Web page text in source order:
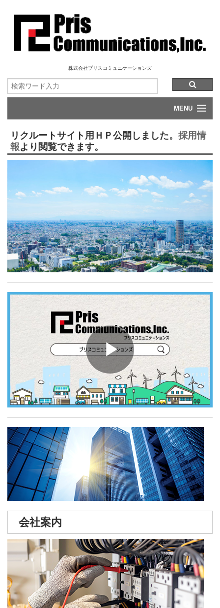
株式会社プリスコミュニケーションズ
MENU
会社案内
事業案内
採用情報
プライバシーポリシー
お問い合わせ
リクルートサイト用ＨＰ公開しました。 採用情
報より閲覧できます。
Play
Video
会社案内